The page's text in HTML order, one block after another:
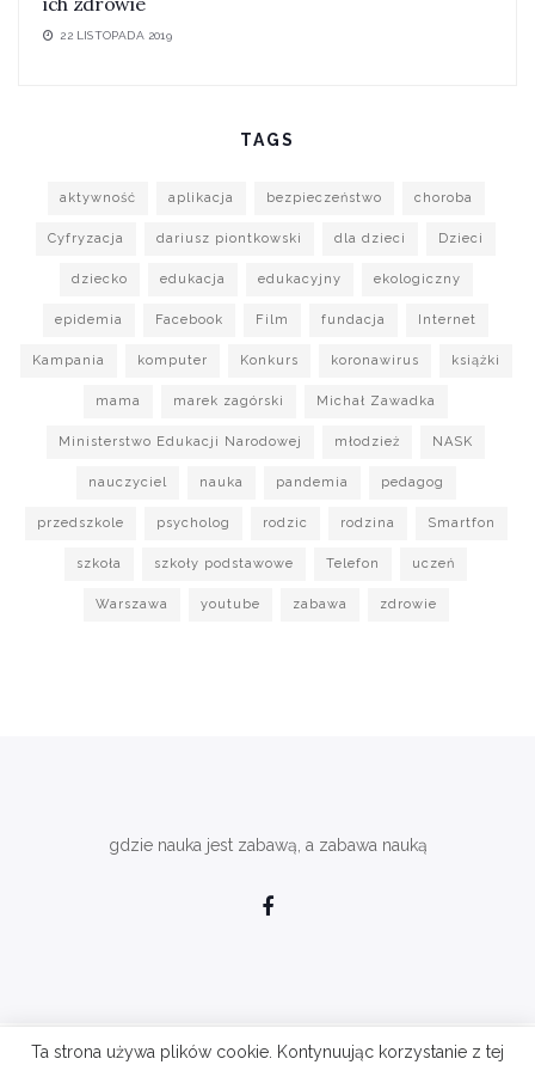
22 LISTOPADA 2019
TAGS
aktywność aplikacja bezpieczeństwo choroba
Cyfryzacja dariusz piontkowski dla dzieci Dzieci
dziecko edukacja edukacyjny ekologiczny
epidemia Facebook Film fundacja Internet
Kampania komputer Konkurs koronawirus książki
mama marek zagórski Michał Zawadka
Ministerstwo Edukacji Narodowej młodzież NASK
nauczyciel nauka pandemia pedagog
przedszkole psycholog rodzic rodzina Smartfon
szkoła szkoły podstawowe Telefon uczeń
Warszawa youtube zabawa zdrowie
gdzie nauka jest zabawą, a zabawa nauką
Ta strona używa plików cookie. Kontynuując korzystanie z tej